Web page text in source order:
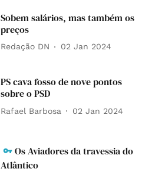
Sobem salários, mas também os
preços
Redação DN 02 Jan 2024
PS cava fosso de nove pontos
sobre o PSD
Rafael Barbosa 02 Jan 2024
Os Aviadores da travessia do
Atlântico